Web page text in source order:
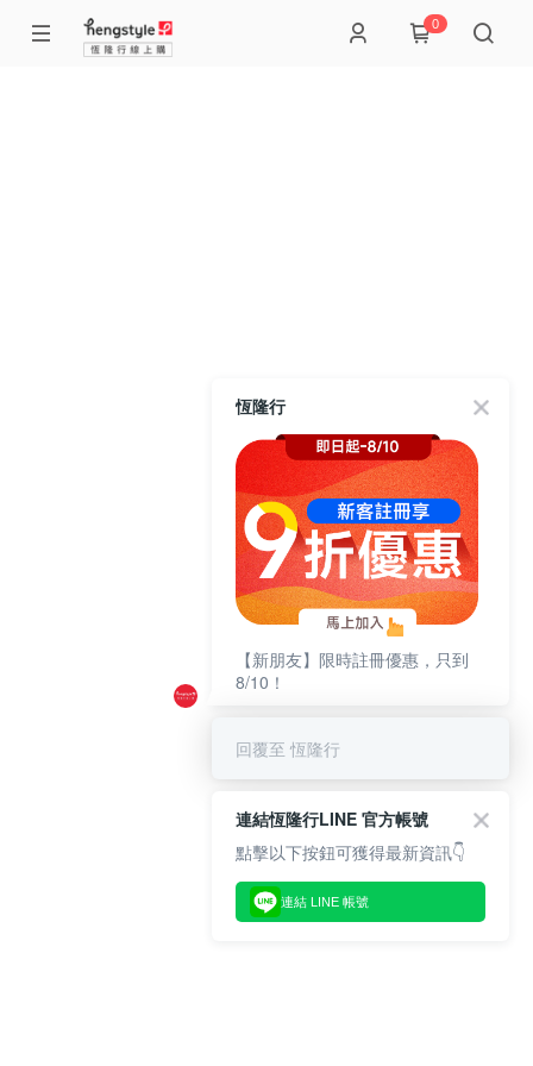
0
恆隆行
【新朋友】限時註冊優惠，只到
8/10！
回覆至 恆隆行
連結恆隆行LINE 官方帳號
點擊以下按鈕可獲得最新資訊👇
連結 LINE 帳號